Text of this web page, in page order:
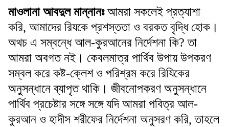
মাওলানা আবদুল মান্নানঃআমরা সকলেই প্রত্যাশা
করি, আমাদের রিযকে প্রশস্ততা ও বরকত বৃদ্ধি হোক।
অথচ এ সম্বন্ধে আল-কুরআনের নির্দেশনা কি? তা
আমরা অবগত নই। কেবলমাত্র পার্থিব উপায় উপকরণ
সম্বল করে কষ্ট-ক্লেশ ও পরিশ্রম করে রিযিকের
অনুসন্ধানে ব্যাপৃত থাকি। জীবনোপকরণ অনুসন্ধানে
পার্থিব প্রচেষ্টার সঙ্গে সঙ্গে যদি আমরা পবিত্র আল-
কুরআন ও হাদীস শরীফের নির্দেশনা অনুসরণ করি, তাহলে